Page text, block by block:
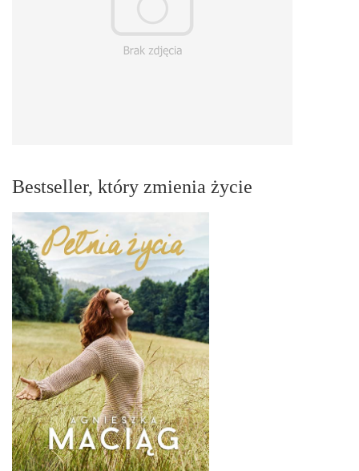
Bestseller, który zmienia życie